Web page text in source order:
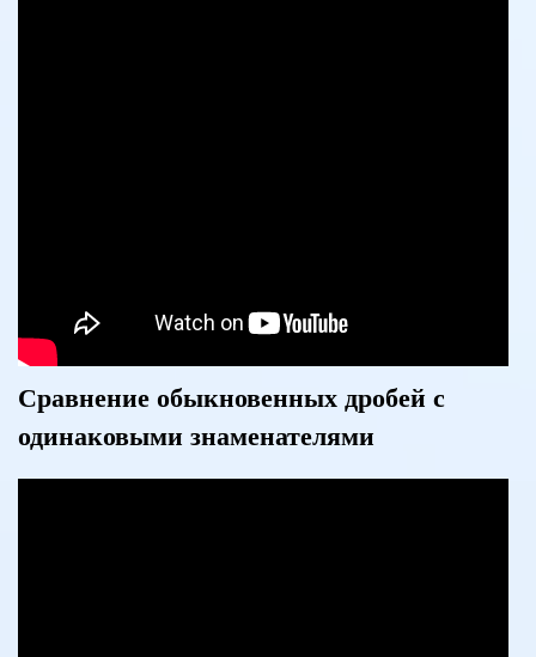
Сравнение обыкновенных дробей с
одинаковыми знаменателями